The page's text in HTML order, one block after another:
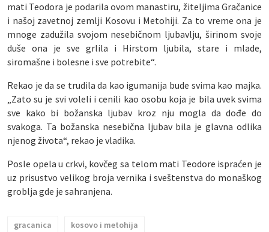
mati Teodora je podarila ovom manastiru, žiteljima Gračanice
i našoj zavetnoj zemlji Kosovu i Metohiji. Za to vreme ona je
mnoge zadužila svojom nesebičnom ljubavlju, širinom svoje
duše ona je sve grlila i Hirstom ljubila, stare i mlade,
siromašne i bolesne i sve potrebite“.
Rekao je da se trudila da kao igumanija bude svima kao majka.
„Zato su je svi voleli i cenili kao osobu koja je bila uvek svima
sve kako bi božanska ljubav kroz nju mogla da dođe do
svakoga. Ta božanska nesebična ljubav bila je glavna odlika
njenog života“, rekao je vladika.
Posle opela u crkvi, kovčeg sa telom mati Teodore ispraćen je
uz prisustvo velikog broja vernika i sveštenstva do monaškog
groblja gde je sahranjena.
gracanica kosovo i metohija